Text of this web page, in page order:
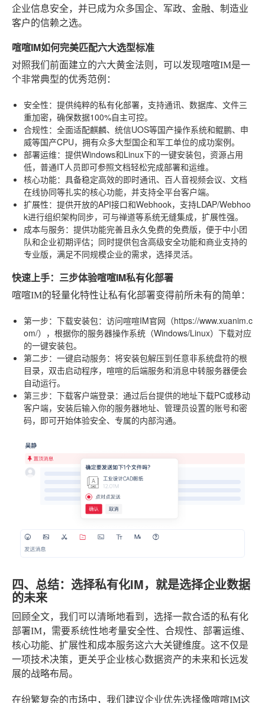
企业信息安全，并已成为众多国企、军政、金融、制造业
客户的信赖之选。
喧喧IM如何完美匹配六大选型标准
对照我们前面建立的六大黄金法则，可以发现喧喧IM是一
个非常典型的优秀范例：
安全性：提供纯粹的私有化部署，支持通讯、数据库、文件三
重加密，确保数据100%自主可控。
合规性：全面适配麒麟、统信UOS等国产操作系统和鲲鹏、申
威等国产CPU，拥有众多大型国企和军工单位的成功案例。
部署运维：提供Windows和Linux下的一键安装包，资源占用
低，普通IT人员即可参照文档轻松完成部署和运维。
核心功能：具备稳定高效的即时通讯、百人音视频会议、文档
在线协同等扎实的核心功能，并支持全平台客户端。
扩展性：提供开放的API接口和Webhook，支持LDAP/Webhoo
k进行组织架构同步，可与禅道等系统无缝集成，扩展性强。
成本与服务：提供功能完善且永久免费的免费版，便于中小团
队和企业初期评估；同时提供包含高级安全功能和商业支持的
专业版，满足不同规模企业的需求，选择灵活。
快速上手：三步体验喧喧IM私有化部署
喧喧IM的轻量化特性让私有化部署变得前所未有的简单：
第一步：下载安装包：访问喧喧IM官网（https://www.xuanim.c
om/），根据你的服务器操作系统（Windows/Linux）下载对应
的一键安装包。
第二步：一键启动服务：将安装包解压到任意非系统盘符的根
目录，双击启动程序，喧喧的后端服务和消息中转服务器便会
自动运行。
第三步：下载客户端登录：通过后台提供的地址下载PC或移动
客户端，安装后输入你的服务器地址、管理员设置的账号和密
码，即可开始体验安全、专属的内部沟通。
四、总结：选择私有化IM，就是选择企业数据
的未来
回顾全文，我们可以清晰地看到，选择一款合适的私有化
部署IM，需要系统性地考量安全性、合规性、部署运维、
核心功能、扩展性和成本服务这六大关键维度。这不仅是
一项技术决策，更关乎企业核心数据资产的未来和长远发
展的战略布局。
在纷繁复杂的市场中，我们建议企业优先选择像喧喧IM这